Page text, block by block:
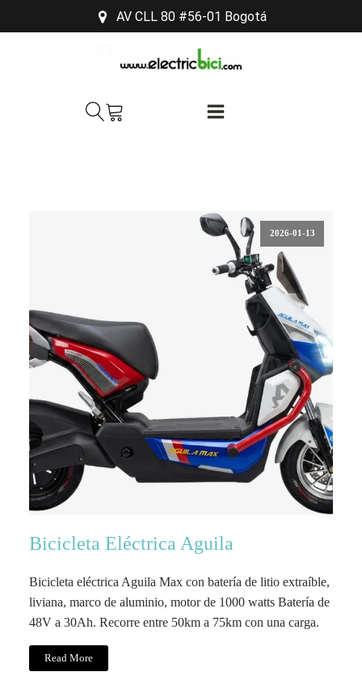
AV CLL 80 #56-01 Bogotá
soporte@electricbici.com
2026-01-13
Bicicleta Eléctrica Aguila
Bicicleta eléctrica Aguila Max con batería de litio extraíble,
liviana, marco de aluminio, motor de 1000 watts Batería de
48V a 30Ah. Recorre entre 50km a 75km con una carga.
Read More